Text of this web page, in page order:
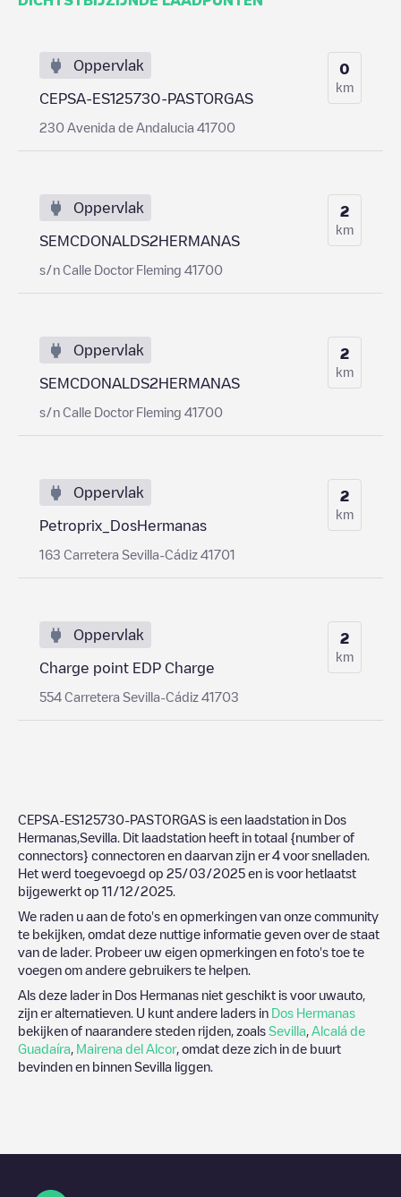
Oppervlak
CEPSA-ES125730-PASTORGAS
230 Avenida de Andalucia 41700
0
km
Oppervlak
SEMCDONALDS2HERMANAS
s/n Calle Doctor Fleming 41700
2
km
Oppervlak
SEMCDONALDS2HERMANAS
s/n Calle Doctor Fleming 41700
2
km
Oppervlak
Petroprix_DosHermanas
163 Carretera Sevilla-Cádiz 41701
2
km
Oppervlak
Charge point EDP Charge
554 Carretera Sevilla-Cádiz 41703
2
km
CEPSA-ES125730-PASTORGAS is een laadstation in Dos
Hermanas Sevilla . Dit laadstation heeft in totaal {number of
connectors} connectoren en daarvan zijn er4 voor snelladen.
Het werd toegevoegd op 25/03/2025 en is voor hetlaatst
bijgewerkt op 11/12/2025
We raden u aan de foto's en opmerkingen van onze community
te bekijken, omdat deze nuttige informatie geven over de staat
van de lader. Probeer uw eigen opmerkingen en foto's toe te
voegen om andere gebruikers te helpen.
Als deze lader in Dos Hermanas niet geschikt is voor uwauto,
zijn er alternatieven. U kunt andere laders in Dos Hermanas
bekijken of naarandere steden rijden, zoals Sevilla Alcalá de
Guadaíra Mairena del Alcor, omdat deze zich in de buurt
bevinden en binnen Sevilla liggen.